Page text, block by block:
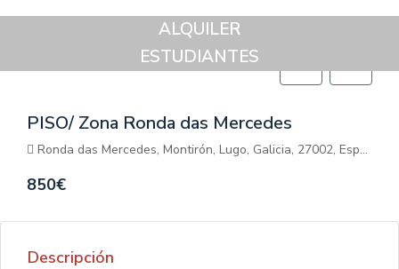
ALQUILER
ESTUDIANTES
PISO/ Zona Ronda das Mercedes
Ronda das Mercedes, Montirón, Lugo, Galicia, 27002, España
850€
Descripción